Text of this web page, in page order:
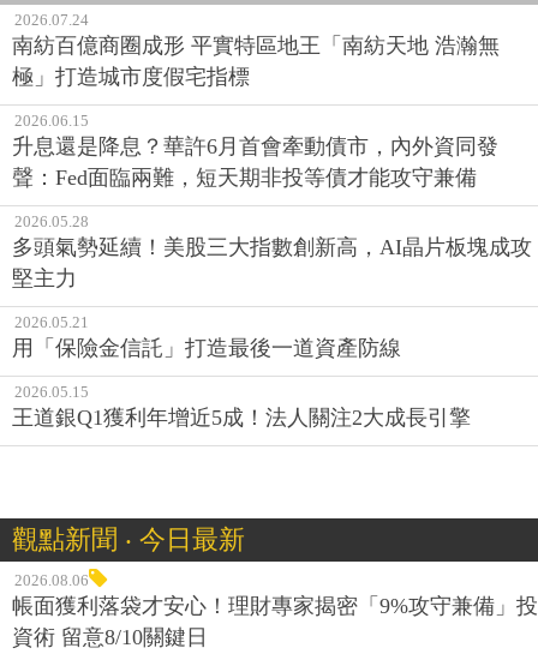
2026.07.24
南紡百億商圈成形 平實特區地王「南紡天地 浩瀚無
極」打造城市度假宅指標
2026.06.15
升息還是降息？華許6月首會牽動債市，內外資同發
聲：Fed面臨兩難，短天期非投等債才能攻守兼備
2026.05.28
多頭氣勢延續！美股三大指數創新高，AI晶片板塊成攻
堅主力
2026.05.21
用「保險金信託」打造最後一道資產防線
2026.05.15
王道銀Q1獲利年增近5成！法人關注2大成長引擎
觀點新聞 ‧ 今日最新
2026.08.06
帳面獲利落袋才安心！理財專家揭密「9%攻守兼備」投
資術 留意8/10關鍵日